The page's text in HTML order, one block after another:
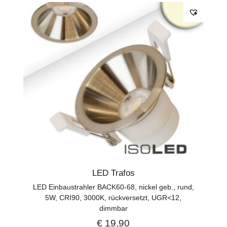
LED Trafos
LED Einbaustrahler BACK60-68, nickel geb., rund,
5W, CRI90, 3000K, rückversetzt, UGR<12,
dimmbar
€ 19,90